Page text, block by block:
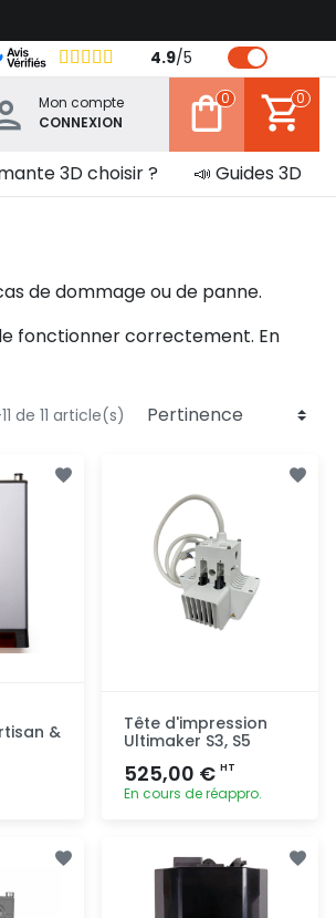
4.9/5
Mon compte
CONNEXION
0 0
3D choisir ? 📣 Guides 3D
de dommage ou de panne.
fonctionner correctement. En
de 11 article(s)
&
Tête d'impression
Ultimaker S3, S5
525,00 €HT
En cours de réappro.
rapide